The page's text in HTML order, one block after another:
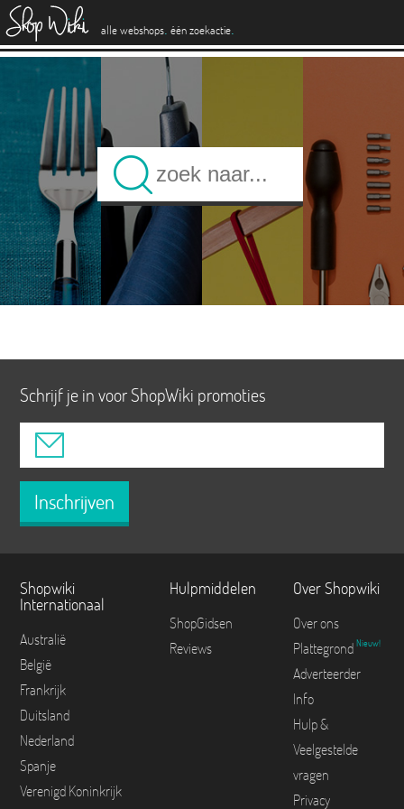
alle webshops. één zoekactie.
Schrijf je in voor ShopWiki promoties
Inschrijven
Shopwiki
Internationaal
Australië
België
Frankrijk
Duitsland
Nederland
Spanje
Verenigd Koninkrijk
Hulpmiddelen
ShopGidsen
Reviews
Over Shopwiki
Over ons
Plattegrond Nieuw!
Adverteerder
Info
Hulp &
Veelgestelde
vragen
Privacy